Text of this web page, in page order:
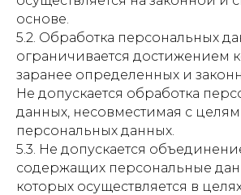
основе.
5.2. Обработка персональных
ограничивается достижением
заранее определенных и
Не допускается обработка
данных, несовместимая с
персональных данных.
5.3. Не допускается
содержащих персональные
которых осуществляется в